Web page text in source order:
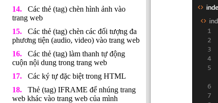
Các thẻ (tag) chèn hình ảnh vào
trang web
Các thẻ (tag) chèn các đối tượng đa
phương tiện (audio, video) vào trang web
Các thẻ (tag) làm thanh tự động
cuộn nội dung trong trang web
Các ký tự đặc biệt trong HTML
Thẻ (tag) IFRAME để nhúng trang
web khác vào trang web của mình